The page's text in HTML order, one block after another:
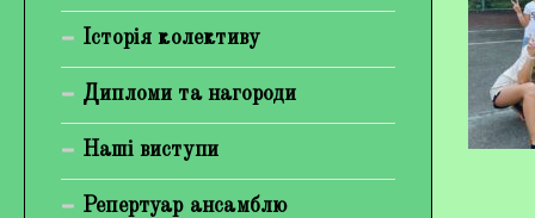
Галерея
Відеогалерея
Фотогалерея
Історія колективу
Дипломи та нагороди
Наші виступи
Репертуар ансамблю